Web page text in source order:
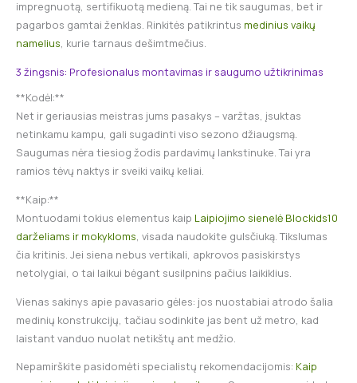
impregnuotą, sertifikuotą medieną. Tai ne tik saugumas, bet ir
pagarbos gamtai ženklas. Rinkitės patikrintus medinius vaikų
namelius, kurie tarnaus dešimtmečius.
3 žingsnis: Profesionalus montavimas ir saugumo užtikrinimas
**Kodėl:**
Net ir geriausias meistras jums pasakys – varžtas, įsuktas
netinkamu kampu, gali sugadinti viso sezono džiaugsmą.
Saugumas nėra tiesiog žodis pardavimų lankstinuke. Tai yra
ramios tėvų naktys ir sveiki vaikų keliai.
**Kaip:**
Montuodami tokius elementus kaip Laipiojimo sienelė Blockids10
darželiams ir mokykloms, visada naudokite gulsčiuką. Tikslumas
čia kritinis. Jei siena nebus vertikali, apkrovos pasiskirstys
netolygiai, o tai laikui bėgant susilpnins pačius laikiklius.
Vienas sakinys apie pavasario gėles: jos nuostabiai atrodo šalia
medinių konstrukcijų, tačiau sodinkite jas bent už metro, kad
laistant vanduo nuolat netikštų ant medžio.
Nepamirškite pasidomėti specialistų rekomendacijomis: Kaip